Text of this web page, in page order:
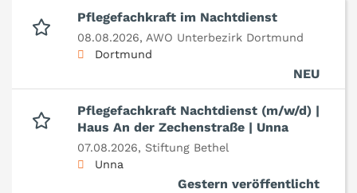
Pflegefachkraft im Nachtdienst
08.08.2026, AWO Unterbezirk Dortmund
Dortmund
NEU
Pflegefachkraft Nachtdienst (m/w/d) |
Haus An der Zechenstraße | Unna
07.08.2026, Stiftung Bethel
Unna
Gestern veröffentlicht